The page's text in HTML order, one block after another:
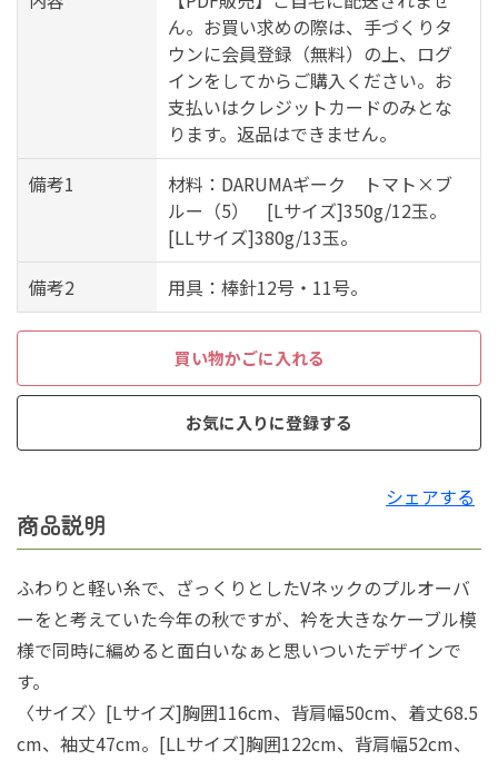
ん。お買い求めの際は、手づくりタ
ウンに会員登録（無料）の上、ログ
インをしてからご購入ください。お
支払いはクレジットカードのみとな
ります。返品はできません。
備考1
材料：DARUMAギーク トマト×ブ
ルー（5） [Lサイズ]350g/12玉。
[LLサイズ]380g/13玉。
備考2
用具：棒針12号・11号。
買い物かごに入れる
お気に入りに登録する
シェアする
商品説明
ふわりと軽い糸で、ざっくりとしたVネックのプルオーバ
ーをと考えていた今年の秋ですが、衿を大きなケーブル模
様で同時に編めると面白いなぁと思いついたデザインで
す。
〈サイズ〉[Lサイズ]胸囲116cm、背肩幅50cm、着丈68.5
cm、袖丈47cm。[LLサイズ]胸囲122cm、背肩幅52cm、